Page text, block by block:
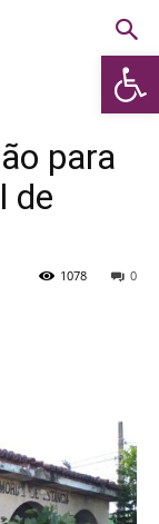
Abrir
para
de
0
1078